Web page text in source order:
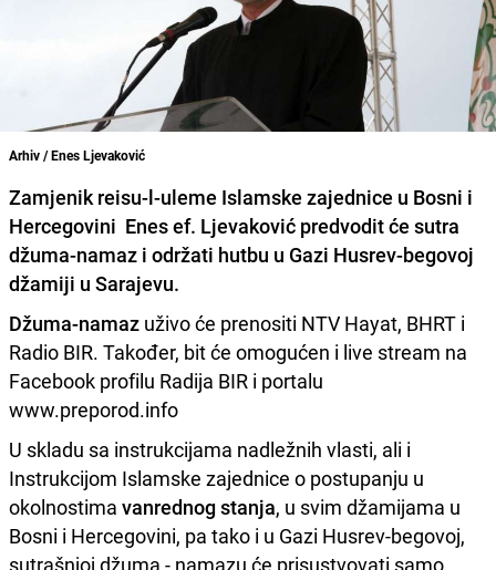
Arhiv / Enes Ljevaković
Zamjenik reisu-l-uleme Islamske zajednice u Bosni i
Hercegovini Enes ef. Ljevaković predvodit će sutra
džuma-namaz i održati hutbu u Gazi Husrev-begovoj
džamiji u Sarajevu.
Džuma-namaz uživo će prenositi NTV Hayat, BHRT i
Radio BIR. Također, bit će omogućen i live stream na
Facebook profilu Radija BIR i portalu
www.preporod.info
U skladu sa instrukcijama nadležnih vlasti, ali i
Instrukcijom Islamske zajednice o postupanju u
okolnostima vanrednog stanja, u svim džamijama u
Bosni i Hercegovini, pa tako i u Gazi Husrev-begovoj,
sutrašnjoj džuma - namazu će prisustvovati samo